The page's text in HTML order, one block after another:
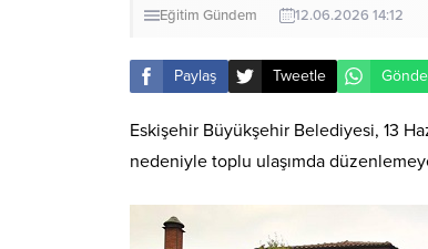
Eğitim Gündem 12.06.2026 14:12
Paylaş Tweetle
Eskişehir Büyükşehir Belediyesi, 13
nedeniyle toplu ulaşımda